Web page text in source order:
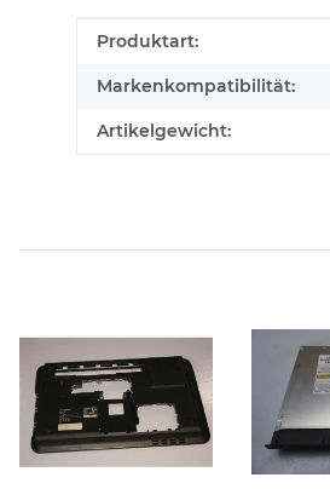
Produkteigenschaft
Wert
Produktart:
Markenkompatibilität:
Artikelgewicht: